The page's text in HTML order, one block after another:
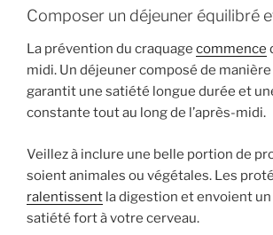
Composer un déjeuner équilibré
La prévention du craquage commence
midi. Un déjeuner composé de
garantit une satiété longue durée et
constante tout au long de l’après-midi.
Veillez à inclure une belle portion de
soient animales ou végétales. Les
ralentissent la digestion et envoient un
satiété fort à votre cerveau.